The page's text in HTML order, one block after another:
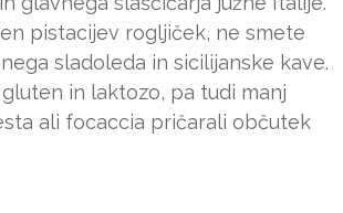
pistacijev rogljiček, ne smete
sladoleda in sicilijanske kave.
in laktozo, pa tudi manj
ali focaccia pričarali občutek